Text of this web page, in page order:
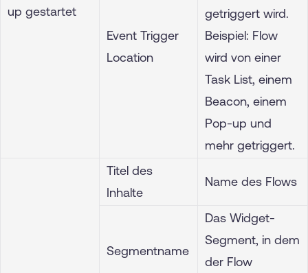
up gestartet
Event Trigger
Location
getriggert wird.
Beispiel: Flow
wird von einer
Task List, einem
Beacon, einem
Pop-up und
mehr getriggert.
Titel des
Inhalte
Name des Flows
Segmentname
Das Widget-
Segment, in dem
der Flow